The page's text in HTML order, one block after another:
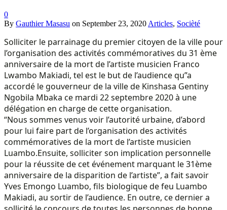
0
By Gauthier Masasu on September 23, 2020 Articles, Socièté
Solliciter le parrainage du premier citoyen de la ville pour
l’organisation des activités commémoratives du 31 ème
anniversaire de la mort de l’artiste musicien Franco
Lwambo Makiadi, tel est le but de l’audience qu”a
accordé le gouverneur de la ville de Kinshasa Gentiny
Ngobila Mbaka ce mardi 22 septembre 2020 à une
délégation en charge de cette organisation.
“Nous sommes venus voir l’autorité urbaine, d’abord
pour lui faire part de l’organisation des activités
commémoratives de la mort de l’artiste musicien
Luambo.Ensuite, solliciter son implication personnelle
pour la réussite de cet événement marquant le 31ème
anniversaire de la disparition de l’artiste”, a fait savoir
Yves Emongo Luambo, fils biologique de feu Luambo
Makiadi, au sortir de l’audience. En outre, ce dernier a